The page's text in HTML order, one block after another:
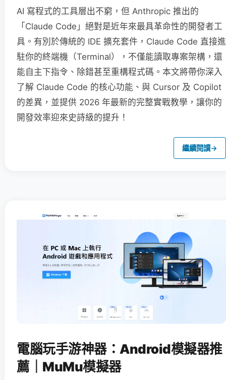
AI 寫程式的工具層出不窮，但 Anthropic 推出的
「Claude Code」絕對是近年來最具革命性的開發者工
具。有別於傳統的 IDE 擴充套件，Claude Code 直接進
駐你的終端機（Terminal），不僅能讀取專案架構，還
能自主下指令、除錯甚至重構程式碼。本文將帶你深入
了解 Claude Code 的核心功能、與 Cursor 及 Copilot
的差異，並提供 2026 年最新的完整實戰教學，讓你的
開發效率迎來史詩級的提升！
繼續閱讀→
電腦玩手游神器：Android模擬器推
薦｜MuMu模擬器